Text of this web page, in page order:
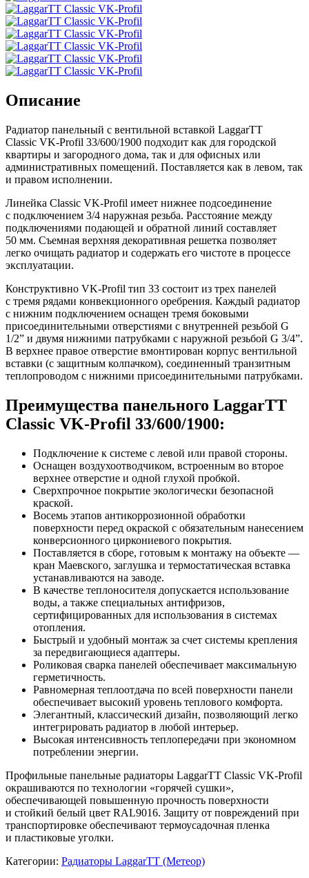
Описание
Радиатор панельный с вентильной вставкой LaggarTT
Classic VK-Profil 33/600/1900 подходит как для городской
квартиры и загородного дома, так и для офисных или
административных помещений. Поставляется как в левом, так
и правом исполнении.
Линейка Classic VK-Profil имеет нижнее подсоединение
с подключением 3/4 наружная резьба. Расстояние между
подключениями подающей и обратной линий составляет
50 мм. Съемная верхняя декоративная решетка позволяет
легко очищать радиатор и содержать его чистоте в процессе
эксплуатации.
Конструктивно VK-Profil тип 33 состоит из трех панелей
с тремя рядами конвекционного оребрения. Каждый радиатор
с нижним подключением оснащен тремя боковыми
присоединительными отверстиями с внутренней резьбой G
1/2” и двумя нижними патрубками с наружной резьбой G 3/4”.
В верхнее правое отверстие вмонтирован корпус вентильной
вставки (с защитным колпачком), соединенный транзитным
теплопроводом с нижними присоединительными патрубками.
Преимущества панельного LaggarTT
Classic VK-Profil 33/600/1900:
Подключение к системе с левой или правой стороны.
Оснащен воздухоотводчиком, встроенным во второе
верхнее отверстие и одной глухой пробкой.
Сверхпрочное покрытие экологически безопасной
краской.
Восемь этапов антикоррозионной обработки
поверхности перед окраской с обязательным нанесением
конверсионного циркониевого покрытия.
Поставляется в сборе, готовым к монтажу на объекте —
кран Маевского, заглушка и термостатическая вставка
устанавливаются на заводе.
В качестве теплоносителя допускается использование
воды, а также специальных антифризов,
сертифицированных для использования в системах
отопления.
Быстрый и удобный монтаж за счет системы крепления
за передвигающиеся адаптеры.
Роликовая сварка панелей обеспечивает максимальную
герметичность.
Равномерная теплоотдача по всей поверхности панели
обеспечивает высокий уровень теплового комфорта.
Элегантный, классический дизайн, позволяющий легко
интегрировать радиатор в любой интерьер.
Высокая интенсивность теплопередачи при экономном
потреблении энергии.
Профильные панельные радиаторы LaggarTT Classic VK-Profil
окрашиваются по технологии «горячей сушки»,
обеспечивающей повышенную прочность поверхности
и стойкий белый цвет RAL9016. Защиту от повреждений при
транспортировке обеспечивают термоусадочная пленка
и пластиковые уголки.
Категории: Радиаторы LaggarTT (Метеор)